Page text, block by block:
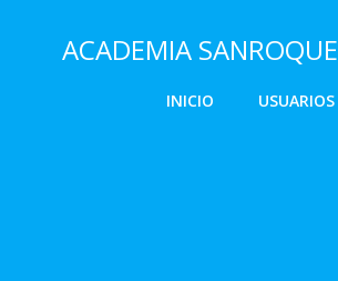
contenidoACADEMIA SANROQUE
INICIO USUARIOS